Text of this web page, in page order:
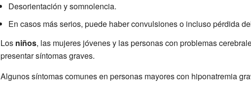
Desorientación y somnolencia.
En casos más serios, puede haber convulsiones o incluso pérdida
Los niños, las mujeres jóvenes y las personas con problemas
presentar síntomas graves.
Algunos síntomas comunes en personas mayores con hiponatremia